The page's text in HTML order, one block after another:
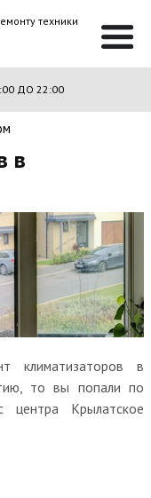
техники
ДО 22:00
в
климатизаторов в
то вы попали по
центра Крылатское